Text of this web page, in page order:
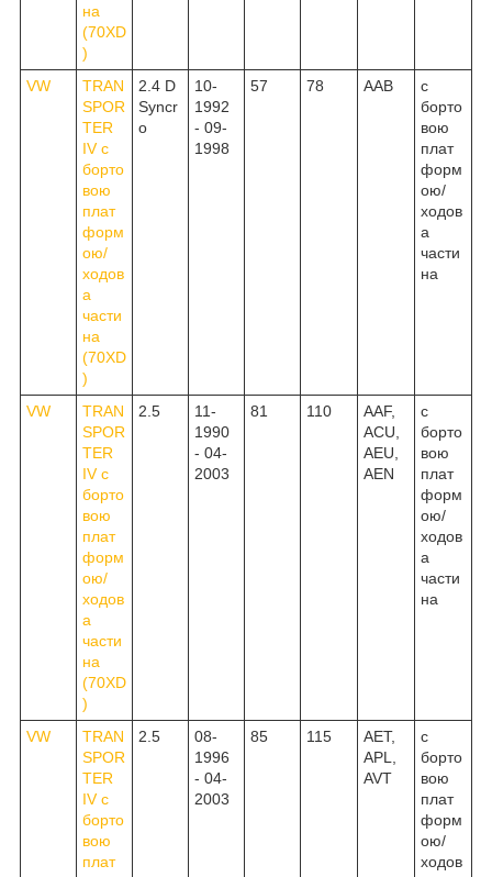
на
(70XD
)
VW
TRAN
SPOR
TER
IV c
борто
вою
плат
форм
ою/
ходов
а
части
на
(70XD
)
2.4 D
Syncr
o
10-
1992
- 09-
1998
57 78 AAB
c
борто
вою
плат
форм
ою/
ходов
а
части
на
VW
TRAN
SPOR
TER
IV c
борто
вою
плат
форм
ою/
ходов
а
части
на
(70XD
)
2.5
11-
1990
- 04-
2003
81 110
AAF,
ACU,
AEU,
AEN
c
борто
вою
плат
форм
ою/
ходов
а
части
на
VW
TRAN
SPOR
TER
IV c
борто
вою
плат
2.5
08-
1996
- 04-
2003
85 115
AET,
APL,
AVT
c
борто
вою
плат
форм
ою/
ходов